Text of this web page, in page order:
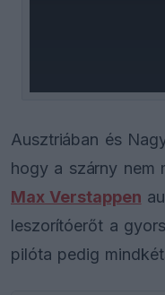
Ausztriában és
hogy a szárny nem
Max Verstappen
leszorítóerőt a
pilóta pedig